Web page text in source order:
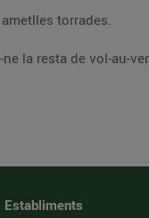
i les ametlles torrades.
Establiments